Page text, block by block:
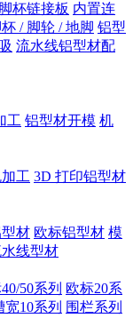
脚杯链接板 内置连
/ 脚轮 / 地脚 铝型
流水线铝型材配
工 铝型材开模 机
工 3D 打印铝型材
材 欧标铝型材 模
线型材
50系列 欧标20系
宽10系列 围栏系列